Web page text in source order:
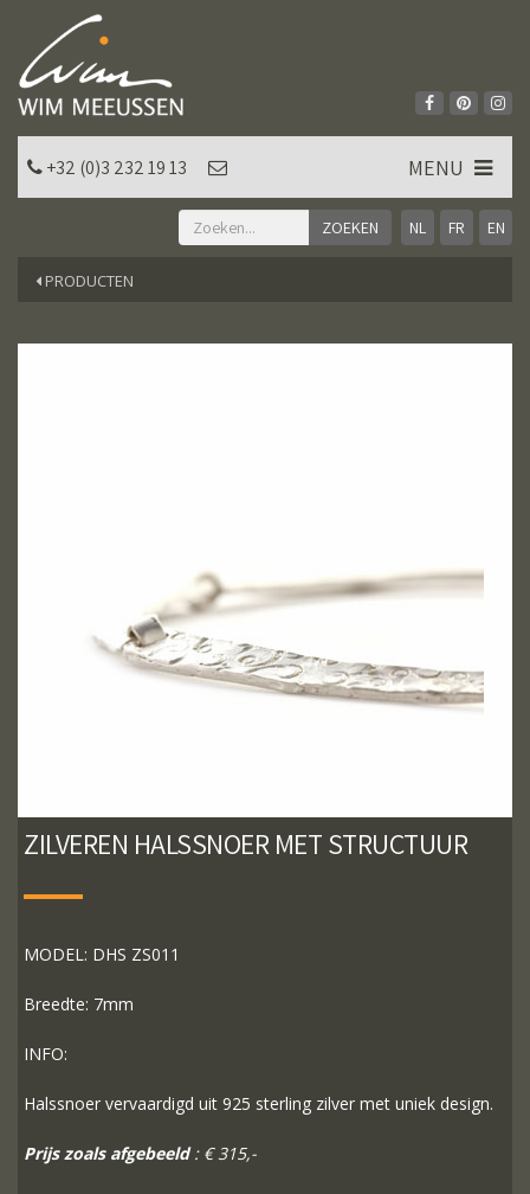
NL FR EN
+32 (0)3 232 19 13 MENU
PRODUCTEN
ZILVEREN HALSSNOER MET STRUCTUUR
MODEL: DHS ZS011
Breedte: 7mm
INFO:
Halssnoer vervaardigd uit 925 sterling zilver met uniek design.
Prijs zoals afgebeeld: € 315,-